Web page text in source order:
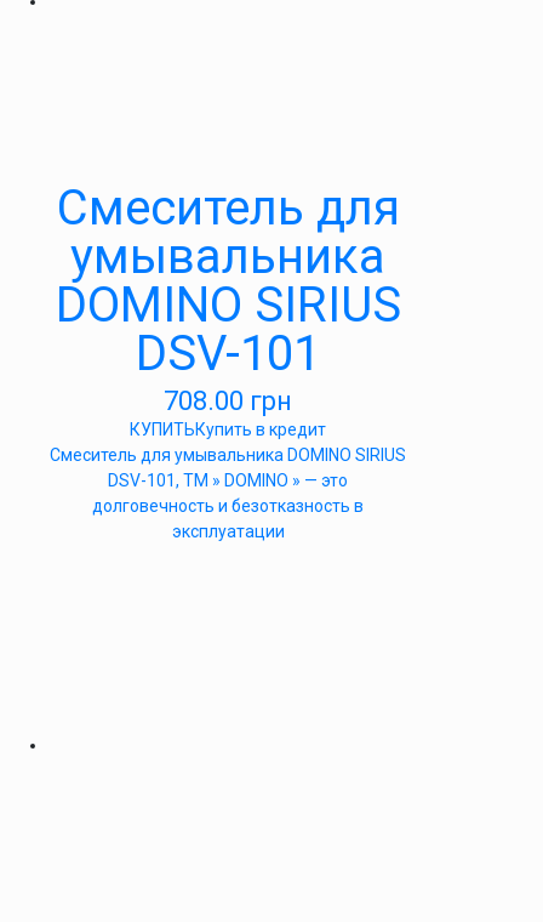
Cмеситель для
умывальника
DOMINO SIRIUS
DSV-101
708.00 грн
КУПИТЬКупить в кредит
Cмеситель для умывальника DOMINO SIRIUS
DSV-101, ТМ » DOMINO » — это
долговечность и безотказность в
эксплуатации